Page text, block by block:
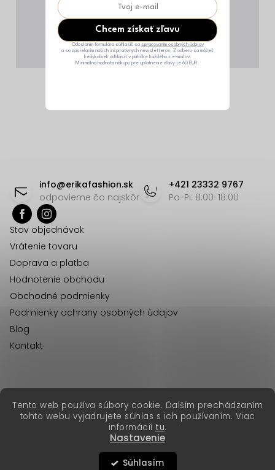
Tento web používa súbory cookie. Ďalším prechádzaním
tohto webu vyjadrujete súhlas s ich používaním. Viac
informácií tu.
Nastavenie
Súhlasím
info@erikafashion.sk
odpovieme čo najskôr
+421 23332 9767
Po-Pi: 8:00-18:00
Stav objednávok
Vrátenie tovaru
Doprava a platba
Hodnotenie obchodu
Obchodné podmienky
Podmienky ochrany osobných údajov
Blog
Kontakt
Vytvoril Shoptet Premium
Copyright 2026Erika Fashion. Všetky práva vyhradené.
erikafashion.cz
Chcem získať zľavu
Odoslaním formulára súhlasíš sa spracovaním osobných údajov
a so zasielaním našich inšpiratívnych newsletterov. Z odberu sa môžeš
kedykoľvek odhlásiť v pätičke každého z e-mailov.
Minimálna hodnota nákupu pre uplatnenie zľavy je 60 EUR.